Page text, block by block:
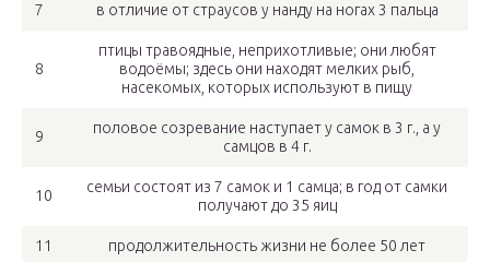
7 в отличие от страусов у нанду на ногах 3 пальца
8
птицы травоядные, неприхотливые; они любят
водоёмы; здесь они находят мелких рыб,
насекомых, которых используют в пищу
9
половое созревание наступает у самок в 3 г., а у
самцов в 4 г.
10
семьи состоят из 7 самок и 1 самца; в год от самки
получают до 35 яиц
11 продолжительность жизни не более 50 лет